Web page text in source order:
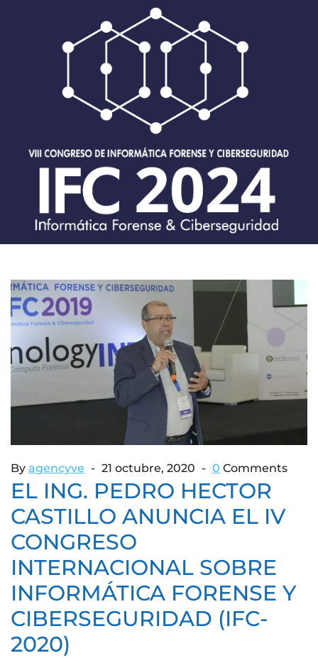
By agencyve 21 octubre, 2020 0 Comments
EL ING. PEDRO HECTOR
CASTILLO ANUNCIA EL IV
CONGRESO
INTERNACIONAL SOBRE
INFORMÁTICA FORENSE Y
CIBERSEGURIDAD (IFC-
2020)